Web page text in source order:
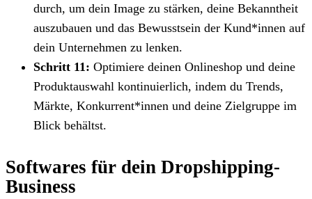
durch, um dein Image zu stärken, deine Bekanntheit
auszubauen und das Bewusstsein der Kund*innen auf
dein Unternehmen zu lenken.
Schritt 11: Optimiere deinen Onlineshop und deine
Produktauswahl kontinuierlich, indem du Trends,
Märkte, Konkurrent*innen und deine Zielgruppe im
Blick behältst.
Softwares für dein Dropshipping-
Business